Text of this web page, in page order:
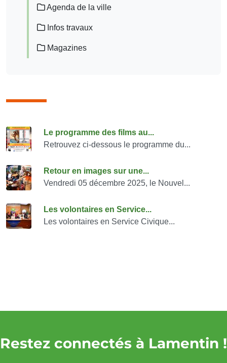
Agenda de la ville
Infos travaux
Magazines
Consulter également
Le programme des films au...
Retrouvez ci-dessous le programme du...
Retour en images sur une...
Vendredi 05 décembre 2025, le Nouvel...
Les volontaires en Service...
Les volontaires en Service Civique...
Restez connectés à Lamentin !